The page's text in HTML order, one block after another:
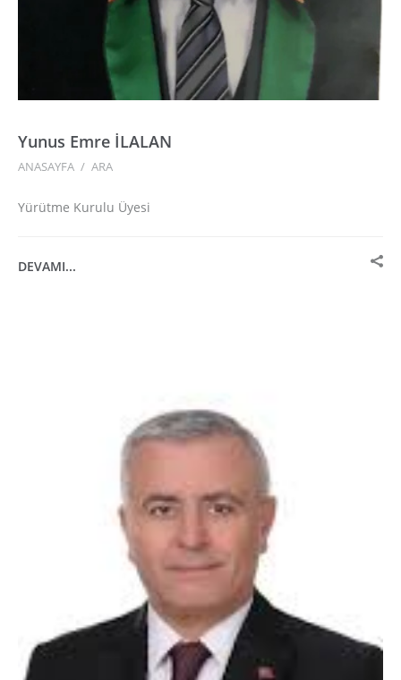
Yunus Emre İLALAN
ANASAYFA / ARA
Yürütme Kurulu Üyesi
DEVAMI...